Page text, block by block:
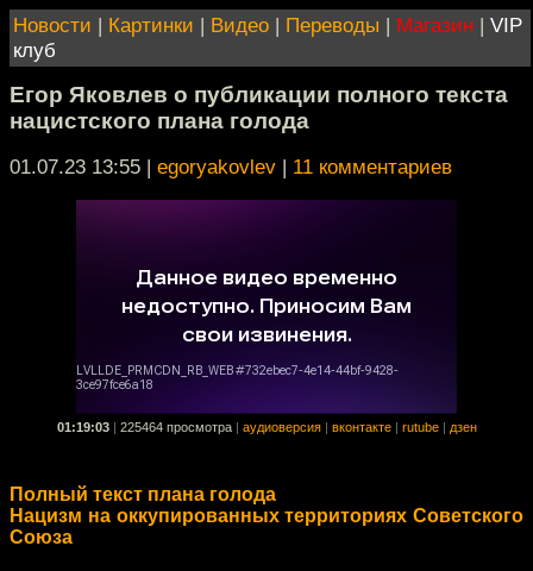
Новости | Картинки | Видео | Переводы | Магазин | VIP
клуб
Егор Яковлев о публикации полного текста
нацистского плана голода
01.07.23 13:55 | egoryakovlev | 11 комментариев
01:19:03 225464 просмотра аудиоверсия вконтакте rutube дзен
Полный текст плана голода
Нацизм на оккупированных территориях Советского
Союза